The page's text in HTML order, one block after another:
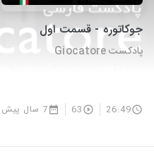
جوکاتوره - قسمت اول
پادکست Giocatore
26:49
63 7 سال پیش